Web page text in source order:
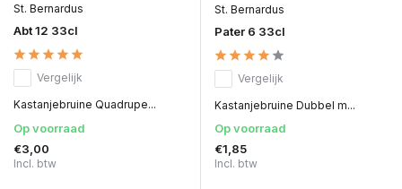
St. Bernardus
Abt 12 33cl
Vergelijk
Kastanjebruine Quadrupe...
Op voorraad
€3,00
Incl. btw
St. Bernardus
Pater 6 33cl
Vergelijk
Kastanjebruine Dubbel m...
Op voorraad
€1,85
Incl. btw